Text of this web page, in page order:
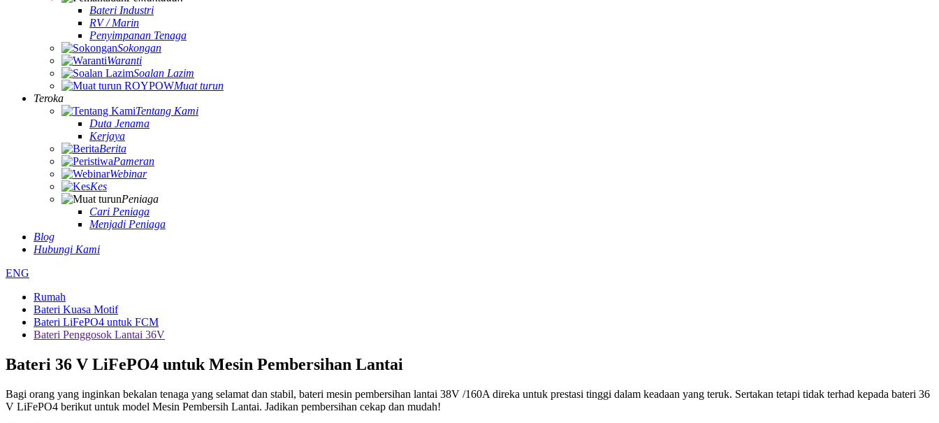
Bateri Industri
RV / Marin
Penyimpanan Tenaga
Sokongan
Waranti
Soalan Lazim
Muat turun
Teroka
Tentang Kami
Duta Jenama
Kerjaya
Berita
Pameran
Webinar
Kes
Peniaga
Cari Peniaga
Menjadi Peniaga
Blog
Hubungi Kami
ENG
Rumah
Bateri Kuasa Motif
Bateri LiFePO4 untuk FCM
Bateri Penggosok Lantai 36V
Bateri 36 V LiFePO4 untuk Mesin Pembersihan Lantai
Bagi orang yang inginkan bekalan tenaga yang selamat dan stabil, bateri mesin pembersihan lantai 38V /160A direka untuk prestasi tinggi dalam keadaan yang teruk. Sertakan tetapi tidak terhad kepada bateri 36
V LiFePO4 berikut untuk model Mesin Pembersih Lantai. Jadikan pembersihan cekap dan mudah!